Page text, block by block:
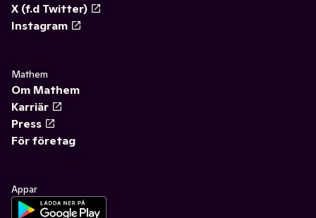
X (f.d Twitter)
Instagram
Mathem
Om Mathem
Karriär
Press
För företag
Appar